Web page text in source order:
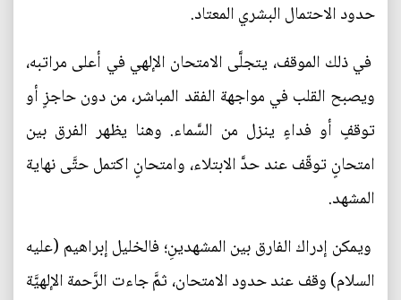
حدود الاحتمال البشري المعتاد.
في ذلك الموقف، يتجلَّى الامتحان الإلهي في أعلى مراتبه،
ويصبح القلب في مواجهة الفقد المباشر، من دون حاجزٍ أو
توقفٍ أو فداءٍ ينزل من السَّماء. وهنا يظهر الفرق بين
امتحانٍ توقّف عند حدَّ الابتلاء، وامتحانٍ اكتمل حتَّى نهاية
المشهد.
ويمكن إدراك الفارق بين المشهدينِ؛ فالخليل إبراهيم (عليه
السلام) وقف عند حدود الامتحان، ثمَّ جاءت الرَّحمة الإلهيَّة